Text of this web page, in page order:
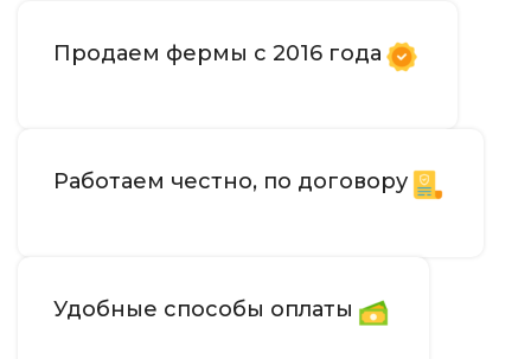
Продаем фермы с 2016 года
Работаем честно, по договору
Удобные способы оплаты